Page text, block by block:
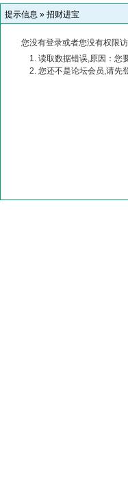
提示信息 » 招财进宝
您没有登录或者您没有权限
读取数据错误,原因：您
您还不是论坛会员,请先